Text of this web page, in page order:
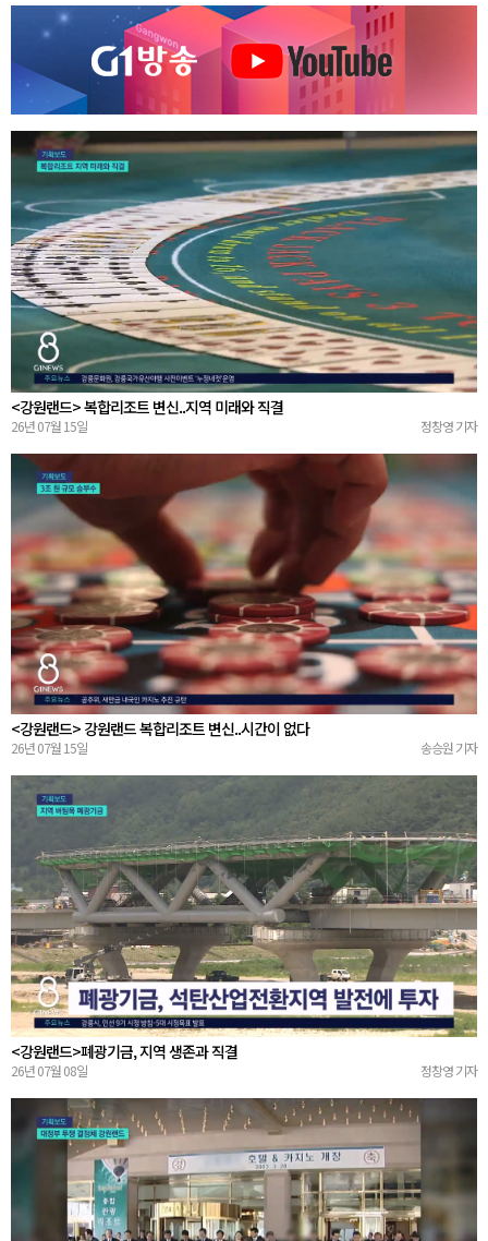
<강원랜드> 복합리조트 변신..지역 미래와 직결
26년 07월 15일 정창영 기자
<강원랜드> 강원랜드 복합리조트 변신..시간이 없다
26년 07월 15일 송승원 기자
<강원랜드>폐광기금, 지역 생존과 직결
26년 07월 08일 정창영 기자